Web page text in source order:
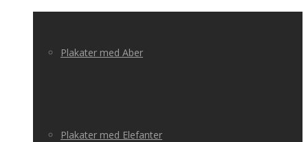
Plakater med Aber
Plakater med Elefanter